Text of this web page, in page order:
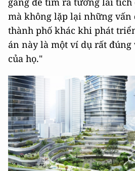
mà không lặp lại những vấn
thành phố khác khi phát
án này là một ví dụ rất đúng
của họ."